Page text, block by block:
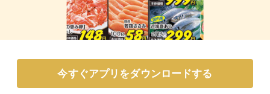
今すぐアプリをダウンロードする